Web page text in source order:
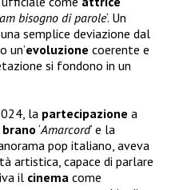
bisogno di parole‘. Un
semplice deviazione dal
un’evoluzione coerente e
si fondono in un
la partecipazione a
brano ‘Amarcord‘ e la
pop italiano, aveva
artistica, capace di parlare
il cinema come